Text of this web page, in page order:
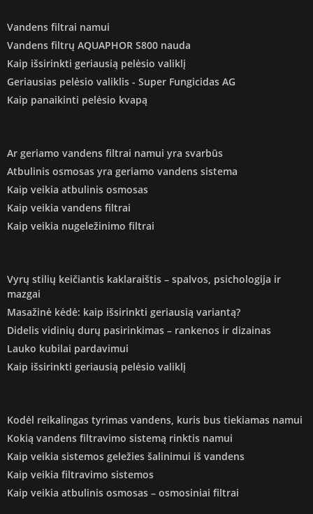
Vandens filtrai namui
Vandens filtrų AQUAPHOR S800 nauda
Kaip išsirinkti geriausią pelėsio valiklį
Geriausias pelėsio valiklis - Super Fungicidas AG
Kaip panaikinti pelėsio kvapą
Ar geriamo vandens filtrai namui yra svarbūs
Atbulinis osmosas yra geriamo vandens sistema
Kaip veikia atbulinis osmosas
Kaip veikia vandens filtrai
Kaip veikia nugeležinimo filtrai
Vyrų stilių keičiantis kaklaraištis – spalvos, psichologija ir
mazgai
Masažinė kėdė: kaip išsirinkti geriausią variantą?
Didelis vidinių durų pasirinkimas – rankenos ir dizainas
Lauko kubilai pardavimui
Kaip išsirinkti geriausią pelėsio valiklį
Kodėl reikalingas tyrimas vandens, kuris bus tiekiamas namui
Kokią vandens filtravimo sistemą rinktis namui
Kaip veikia sistemos geležies šalinimui iš vandens
Kaip veikia filtravimo sistemos
Kaip veikia atbulinis osmosas – osmosiniai filtrai